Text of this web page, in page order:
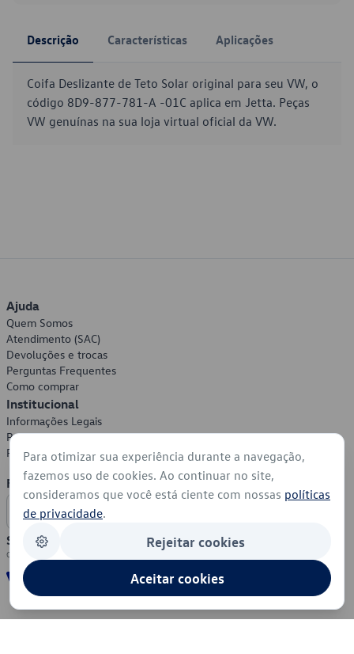
Descrição Características Aplicações
Coifa Deslizante de Teto Solar original para seu VW, o
código 8D9-877-781-A -01C aplica em Jetta. Peças
VW genuínas na sua loja virtual oficial da VW.
Ajuda
Quem Somos
Atendimento (SAC)
Devoluções e trocas
Perguntas Frequentes
Como comprar
Institucional
Informações Legais
Política de Privacidade
Política de Cookies
Formas de Pagamento
Segurança
Para otimizar sua experiência durante a navegação,
fazemos uso de cookies. Ao continuar no site,
consideramos que você está ciente com nossas políticas
de privacidade.
Rejeitar cookies
Aceitar cookies